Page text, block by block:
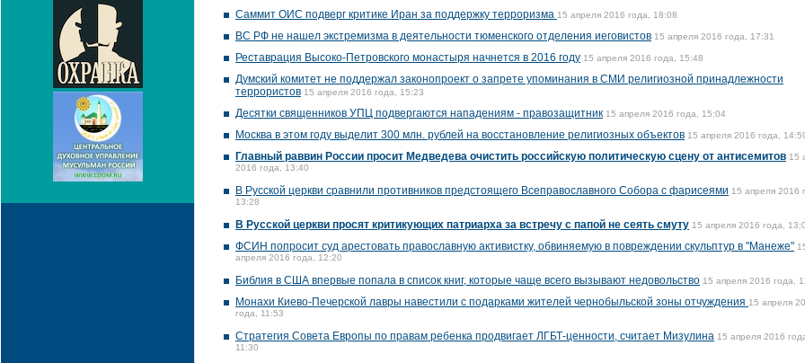
Саммит ОИС подверг критике Иран за поддержку терроризма 15 апреля 2016 года, 18:08
ВС РФ не нашел экстремизма в деятельности тюменского отделения иеговистов 15 апреля 2016 года, 17:31
Реставрация Высоко-Петровского монастыря начнется в 2016 году 15 апреля 2016 года, 15:48
Думский комитет не поддержал законопроект о запрете упоминания в СМИ религиозной принадлежности
террористов 15 апреля 2016 года, 15:23
Десятки священников УПЦ подвергаются нападениям - правозащитник 15 апреля 2016 года, 15:04
Москва в этом году выделит 300 млн. рублей на восстановление религиозных объектов 15 апреля 2016 года,
Главный раввин России просит Медведева очистить российскую политическую сцену от антисемитов 15
2016 года, 13:40
В Русской церкви сравнили противников предстоящего Всеправославного Собора с фарисеями 15 апреля 2016
13:28
В Русской церкви просят критикующих патриарха за встречу с папой не сеять смуту 15 апреля 2016 года,
ФСИН попросит суд арестовать православную активистку, обвиняемую в повреждении скульптур в "Манеже"
апреля 2016 года, 12:20
Библия в США впервые попала в список книг, которые чаще всего вызывают недовольство 15 апреля 2016 года,
Монахи Киево-Печерской лавры навестили с подарками жителей чернобыльской зоны отчуждения 15 апреля
года, 11:53
Стратегия Совета Европы по правам ребенка продвигает ЛГБТ-ценности, считает Мизулина 15 апреля 2016
11:30